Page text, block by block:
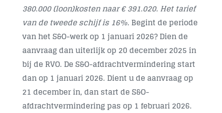
380.000 (loon)kosten naar € 391.020. Het tarief
van de tweede schijf is 16%. Begint de periode
van het S&O-werk op 1 januari 2026? Dien de
aanvraag dan uiterlijk op 20 december 2025 in
bij de RVO. De S&O-afdrachtvermindering start
dan op 1 januari 2026. Dient u de aanvraag op
21 december in, dan start de S&O-
afdrachtvermindering pas op 1 februari 2026.